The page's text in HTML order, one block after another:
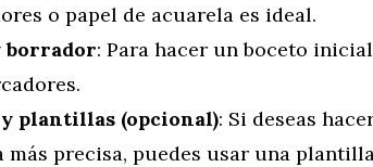
o papel de acuarela es ideal.
borrador: Para hacer un boceto
y plantillas (opcional): Si deseas
más precisa, puedes usar una